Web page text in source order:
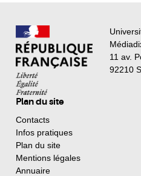
11 av.
92210
Plan du site
Contacts
Infos pratiques
Plan du site
Mentions légales
Annuaire